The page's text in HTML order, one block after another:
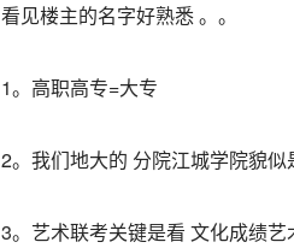
看见楼主的名字好熟悉 。。
1。高职高专=大专
2。我们地大的 分院江城学院貌
3。艺术联考关键是看 文化成绩